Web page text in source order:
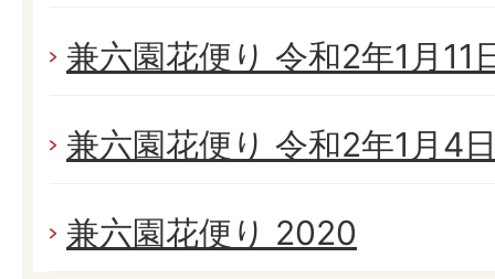
兼六園花便り 令和2年1月11
兼六園花便り 令和2年1月4
兼六園花便り 2020